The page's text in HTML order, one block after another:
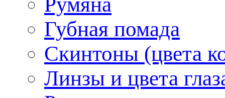
Губная помада
Скинтоны (цвета
Линзы и цвета